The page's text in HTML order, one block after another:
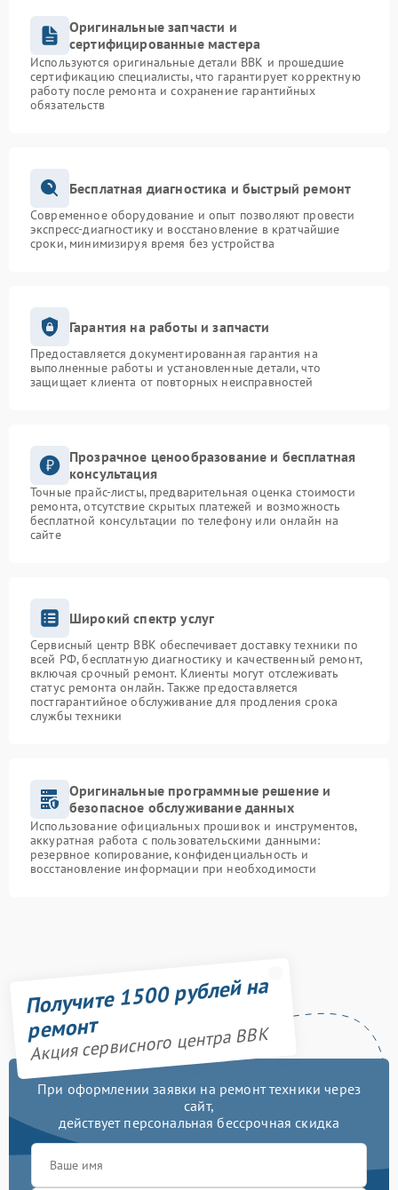
Оригинальные запчасти и
сертифицированные мастера
Используются оригинальные детали BBK и прошедшие
сертификацию специалисты, что гарантирует корректную
работу после ремонта и сохранение гарантийных
обязательств
Бесплатная диагностика и быстрый ремонт
Современное оборудование и опыт позволяют провести
экспресс-диагностику и восстановление в кратчайшие
сроки, минимизируя время без устройства
Гарантия на работы и запчасти
Предоставляется документированная гарантия на
выполненные работы и установленные детали, что
защищает клиента от повторных неисправностей
Прозрачное ценообразование и бесплатная
консультация
Точные прайс-листы, предварительная оценка стоимости
ремонта, отсутствие скрытых платежей и возможность
бесплатной консультации по телефону или онлайн на
сайте
Широкий спектр услуг
Сервисный центр BBK обеспечивает доставку техники по
всей РФ, бесплатную диагностику и качественный ремонт,
включая срочный ремонт. Клиенты могут отслеживать
статус ремонта онлайн. Также предоставляется
постгарантийное обслуживание для продления срока
службы техники
Оригинальные программные решение и
безопасное обслуживание данных
Использование официальных прошивок и инструментов,
аккуратная работа с пользовательскими данными:
резервное копирование, конфиденциальность и
восстановление информации при необходимости
Получите 1500 рублей на
ремонт
Акция сервисного центра BBK
При оформлении заявки на ремонт техники через
сайт,
действует персональная бессрочная скидка